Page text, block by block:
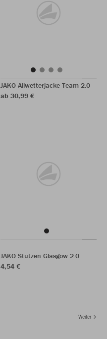
JAKO Allwetterjacke Team 2.0
ab 30,99 €
JAKO Stutzen Glasgow 2.0
4,54 €
Weiter